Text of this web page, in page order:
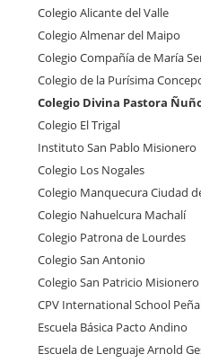
Colegio Alicante del Valle
Colegio Almenar del Maipo
Colegio Compañía de María
Colegio de la Purísima
Colegio Divina Pastora
Colegio El Trigal
Instituto San Pablo Misionero
Colegio Los Nogales
Colegio Manquecura Ciudad
Colegio Nahuelcura Machalí
Colegio Patrona de Lourdes
Colegio San Antonio
Colegio San Patricio Misionero
CPV International School
Escuela Básica Pacto Andino
Escuela de Lenguaje Arnold